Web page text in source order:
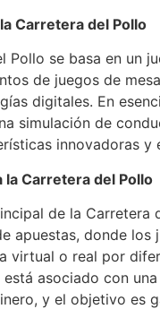
Carretera del Pollo
Pollo se basa en un
de juegos de
digitales. En
simulación de
innovadoras y
la Carretera del Pollo
de la Carretera
apuestas, donde los
virtual o real por
asociado con
y el objetivo es